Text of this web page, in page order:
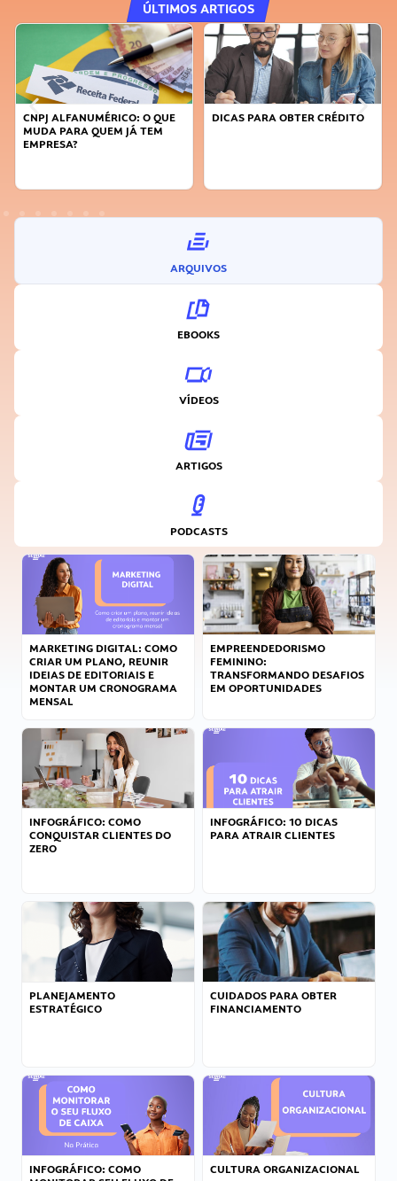
ÚLTIMOS ARTIGOS
CNPJ ALFANUMÉRICO: O QUE
MUDA PARA QUEM JÁ TEM
EMPRESA?
DICAS PARA OBTER CRÉDITO
ARQUIVOS
EBOOKS
VÍDEOS
ARTIGOS
PODCASTS
MARKETING DIGITAL: COMO
CRIAR UM PLANO, REUNIR
IDEIAS DE EDITORIAIS E
MONTAR UM CRONOGRAMA
MENSAL
EMPREENDEDORISMO
FEMININO:
TRANSFORMANDO DESAFIOS
EM OPORTUNIDADES
INFOGRÁFICO: COMO
CONQUISTAR CLIENTES DO
ZERO
INFOGRÁFICO: 10 DICAS
PARA ATRAIR CLIENTES
PLANEJAMENTO
ESTRATÉGICO
CUIDADOS PARA OBTER
FINANCIAMENTO
INFOGRÁFICO: COMO
CULTURA ORGANIZACIONAL